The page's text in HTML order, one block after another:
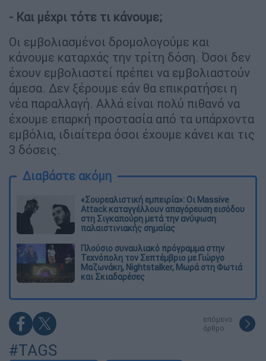
- Και μέχρι τότε τι κάνουμε;
Οι εμβολιασμένοι δρομολογούμε και
κάνουμε καταρχάς την τρίτη δόση. Όσοι δεν
έχουν εμβολιαστεί πρέπει να εμβολιαστούν
άμεσα. Δεν ξέρουμε εάν θα επικρατήσει η
νέα παραλλαγή. Αλλά είναι πολύ πιθανό να
έχουμε επαρκή προστασία από τα υπάρχοντα
εμβόλια, ιδιαίτερα όσοι έχουμε κάνει και τις
3 δόσεις.
Διαβάστε ακόμη
«Σουρεαλιστική εμπειρία»: Οι Massive
Attack καταγγέλλουν απαγόρευση εισόδου
στη Σιγκαπούρη μετά την ανύψωση
παλαιστινιακής σημαίας
Πλούσιο συναυλιακό πρόγραμμα στην
Τεχνόπολη τον Σεπτέμβριο με Γιώργο
Μαζωνάκη, Nightstalker, Μωρά στη Φωτιά
και Σκιαδαρέσες
επόμενο
άρθρο
#TAGS